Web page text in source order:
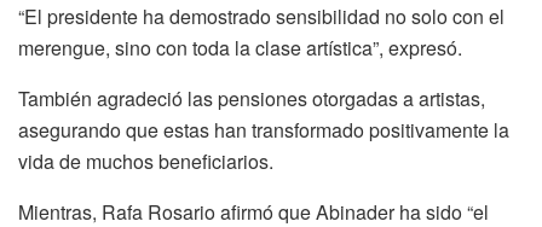
“El presidente ha demostrado sensibilidad no solo con el
merengue, sino con toda la clase artística”, expresó.
También agradeció las pensiones otorgadas a artistas,
asegurando que estas han transformado positivamente la
vida de muchos beneficiarios.
Mientras, Rafa Rosario afirmó que Abinader ha sido “el